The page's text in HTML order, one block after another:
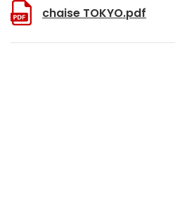
chaise TOKYO.pdf